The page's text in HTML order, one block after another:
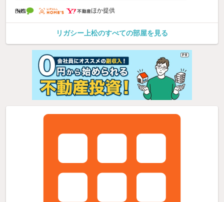
ほか提供
リガシー上松のすべての部屋を見る